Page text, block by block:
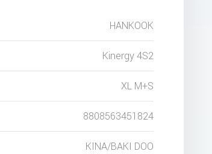
HANKOOK
Kinergy 4S2
XL M+S
8808563451824
KINA/BAKI DOO